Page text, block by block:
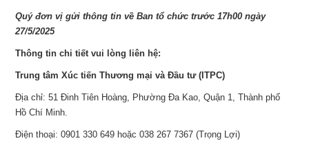
Quý đơn vị gửi thông tin về Ban tổ chức trước 17h00 ngày
27/5/2025
Thông tin chi tiết vui lòng liên hệ:
Trung tâm Xúc tiến Thương mại và Đầu tư (ITPC)
Địa chỉ: 51 Đinh Tiên Hoàng, Phường Đa Kao, Quận 1, Thành phố
Hồ Chí Minh.
Điện thoại: 0901 330 649 hoặc 038 267 7367 (Trọng Lợi)